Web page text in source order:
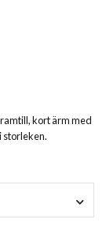
kort ärm med
storleken.